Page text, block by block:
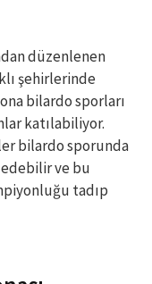
düzenlenen
şehirlerinde
bilardo sporları
katılabiliyor.
bilardo sporunda
ve bu
tadıp